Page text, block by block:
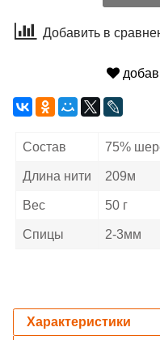
Добавить в
Состав 75%
Длина нити 209м
Вес 50 г
Спицы 2-3мм
Характеристики